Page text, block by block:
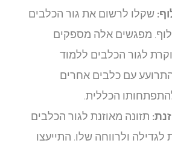
שקלו לרשום את גור הכלבים
מפגשים אלה מספקים
לגור הכלבים ללמוד
עם כלבים אחרים
הכללית.
תזונה מאוזנת לגור הכלבים
ולרווחה שלו. התייעצו